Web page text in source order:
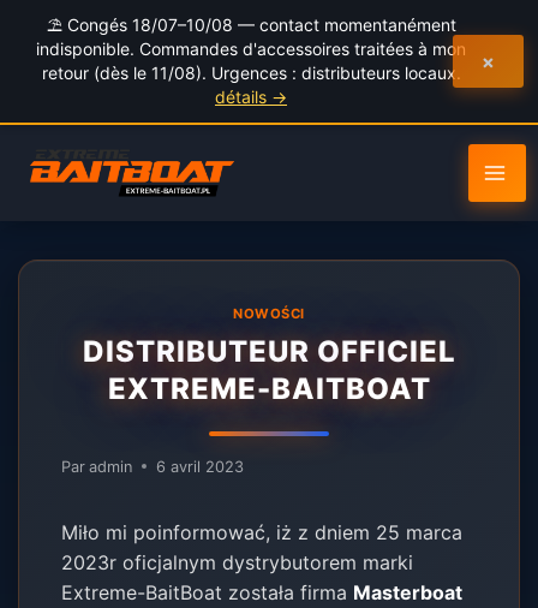
⛱️ Congés 18/07–10/08 — contact momentanément
indisponible. Commandes d'accessoires traitées à mon
retour (dès le 11/08). Urgences : distributeurs locaux.
détails →
×
contenu
NOWOŚCI
DISTRIBUTEUR OFFICIEL
EXTREME-BAITBOAT
Par admin 6 avril 2023
Miło mi poinformować, iż z dniem 25 marca
2023r oficjalnym dystrybutorem marki
Extreme-BaitBoat została firma Masterboat